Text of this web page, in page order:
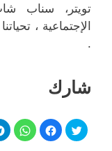
تويتر، سناب
الإجتماعية ،
.
شارك